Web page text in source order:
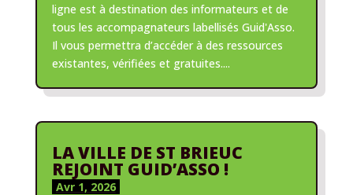
ligne est à destination des informateurs et de
tous les accompagnateurs labellisés Guid'Asso.
Il vous permettra d’accéder à des ressources
existantes, vérifiées et gratuites....
LA VILLE DE ST BRIEUC
REJOINT GUID’ASSO !
Avr 1, 2026